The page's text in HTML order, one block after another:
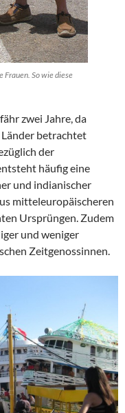
Frauen. So wie diese
zwei Jahre, da
betrachtet
der
häufig eine
und indianischer
mitteleuropäischeren
Ursprüngen. Zudem
und weniger
Zeitgenossinnen.